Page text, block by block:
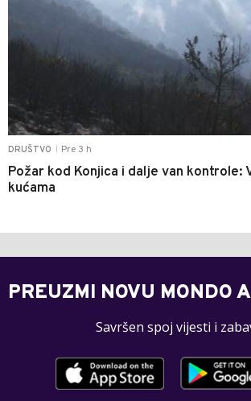
DRUŠTVO Pre 3 h
Požar kod Konjica i dalje van kontrole:
kućama
PREUZMI NOVU MONDO
Savršen spoj vijesti i